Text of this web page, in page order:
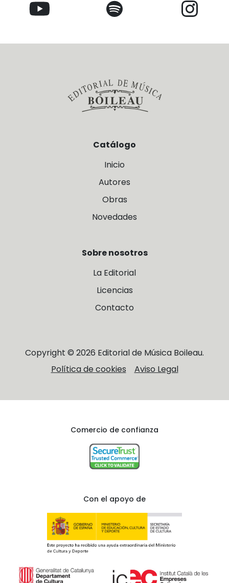
Catálogo
Inicio
Autores
Obras
Novedades
Sobre nosotros
La Editorial
Licencias
Contacto
Copyright © 2026 Editorial de Música Boileau.
Política de cookies
Aviso Legal
Comercio de confianza
Con el apoyo de